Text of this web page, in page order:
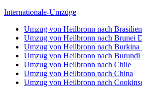
Internationale-Umzüge
Umzug von Heilbronn nach Brasilien
Umzug von Heilbronn nach Brunei
Umzug von Heilbronn nach Burkina
Umzug von Heilbronn nach Burundi
Umzug von Heilbronn nach Chile
Umzug von Heilbronn nach China
Umzug von Heilbronn nach